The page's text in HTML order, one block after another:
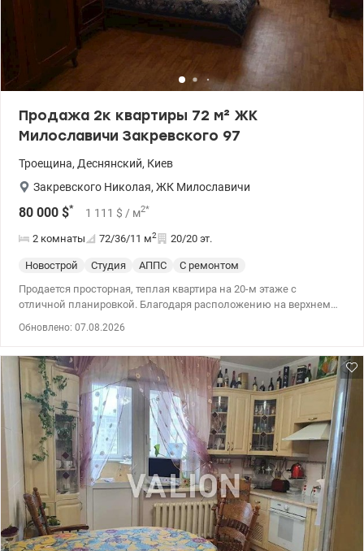
Продажа 2к квартиры 72 м² ЖК
Милославичи Закревского 97
Троещина, Деснянский, Киев
Закревского Николая, ЖК Милославичи
80 000 $* 1 111 $ / м2*
2 комнаты 72/36/11 м2 20/20 эт.
Новострой Студия АППС
С ремонтом
Продается просторная, теплая квартира на 20-м этаже с
отличной планировкой. Благодаря расположению на верхнем
в центре квартиры, но ее можно перенести в другую комнату,
превратив простор в кухню-студию с двумя отдельными
комнатами. Есть также просторный двойной коридор, который
можно переоборудовать в дополнительную комнату или
гардеробную. Установлены счетчики на воду и электричество.
Остекленная лоджия обеспечивает дополнительный комфорт. В
квартире остается встроенная кухня с техникой: электроплита,
вытяжка. Подъезды чистые, есть консьерж и кодовый замок.
т.044 200 10 80 Valion.ua/1119825
Обновлено: 07.08.2026